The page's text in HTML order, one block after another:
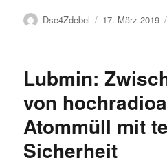
Autor
Dse4Zdebel
Veröffentlicht
17. März 2019
Lubmin:
von
Atommüll mit
Sicherheit